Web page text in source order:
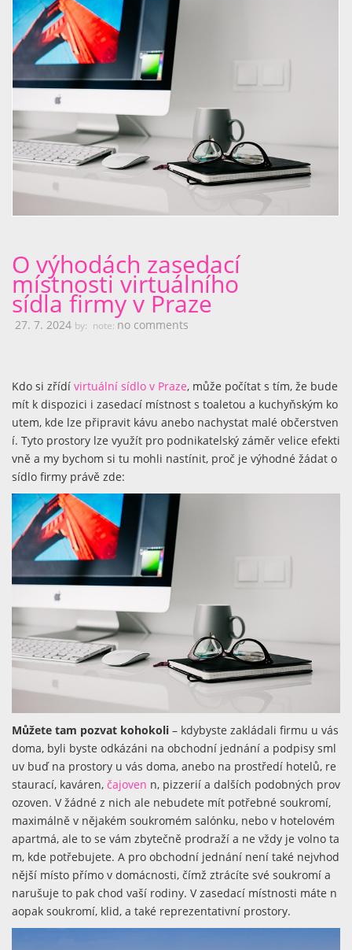
O výhodách zasedací
místnosti virtuálního
sídla firmy v Praze
27. 7. 2024 by: note: no comments
Kdo si zřídí virtuální sídlo v Praze, může počítat s tím, že bude
mít k dispozici i zasedací místnost s toaletou a kuchyňským ko
utem, kde lze připravit kávu anebo nachystat malé občerstven
í. Tyto prostory lze využít pro podnikatelský záměr velice efekti
vně a my bychom si tu mohli nastínit, proč je výhodné žádat o
sídlo firmy právě zde:
Můžete tam pozvat kohokoli – kdybyste zakládali firmu u vás
doma, byli byste odkázáni na obchodní jednání a podpisy sml
uv buď na prostory u vás doma, anebo na prostředí hotelů, re
staurací, kaváren, čajoven n, pizzerií a dalších podobných prov
ozoven. V žádné z nich ale nebudete mít potřebné soukromí,
maximálně v nějakém soukromém salónku, nebo v hotelovém
apartmá, ale to se vám zbytečně prodraží a ne vždy je volno ta
m, kde potřebujete. A pro obchodní jednání není také nejvhod
nější místo přímo v domácnosti, čímž ztrácíte své soukromí a
narušuje to pak chod vaší rodiny. V zasedací místnosti máte n
aopak soukromí, klid, a také reprezentativní prostory.